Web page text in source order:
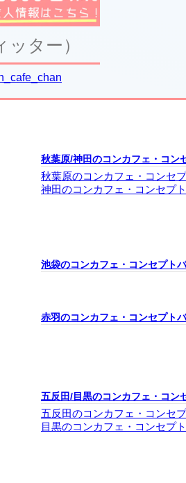
ッター）
秋葉原/神田のコンカフェ・コン
秋葉原のコンカフェ・コンセ
神田のコンカフェ・コンセプ
池袋のコンカフェ・コンセプト
赤羽のコンカフェ・コンセプト
五反田/目黒のコンカフェ・コン
五反田のコンカフェ・コンセ
目黒のコンカフェ・コンセプ